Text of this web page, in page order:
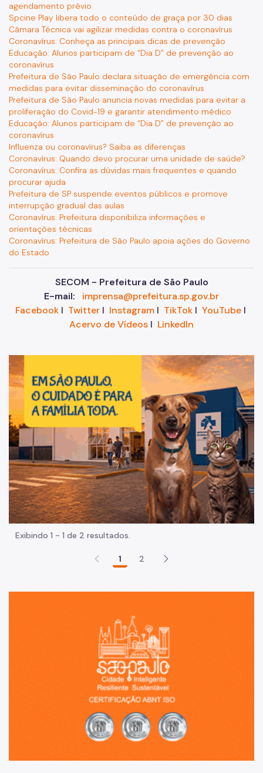
agendamento prévio
Spcine Play libera todo o conteúdo de graça por 30 dias
Câmara Técnica vai agilizar medidas contra o coronavírus
Coronavírus: Conheça as principais dicas de prevenção
Educação: Alunos participam de “Dia D” de prevenção ao
coronavírus
Prefeitura de São Paulo declara situação de emergência com
medidas para evitar disseminação do coronavírus
Prefeitura de São Paulo anuncia novas medidas para evitar a
proliferação do Covid-19 e garantir atendimento médico
Educação: Alunos participam de “Dia D” de prevenção ao
coronavírus
Influenza ou coronavírus? Saiba as diferenças
Coronavírus: Quando devo procurar uma unidade de saúde?
Coronavírus: Confira as dúvidas mais frequentes e quando
procurar ajuda
Prefeitura de SP suspende eventos públicos e promove
interrupção gradual das aulas
Coronavírus: Prefeitura disponibiliza informações e
orientações técnicas
Coronavírus: Prefeitura de São Paulo apoia ações do Governo
do Estado
SECOM - Prefeitura de São Paulo
E-mail:
imprensa@prefeitura.sp.gov.br
FacebookI TwitterI InstagramI TikTokI YouTubeI
Acervo de Vídeos I LinkedIn
Exibindo 1 - 1 de 2 resultados.
1 2